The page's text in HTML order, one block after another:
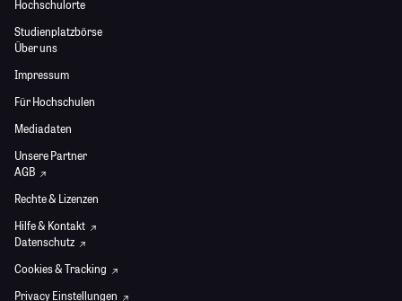
Hochschulorte
Studienplatzbörse
Über uns
Impressum
Für Hochschulen
Mediadaten
Unsere Partner
AGB
Rechte & Lizenzen
Hilfe & Kontakt
Datenschutz
Cookies & Tracking
Privacy Einstellungen